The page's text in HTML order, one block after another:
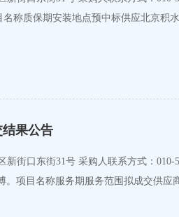
称质保期安装地点预中标供应北京
果公告
项目名称服务期服务范围拟成交供